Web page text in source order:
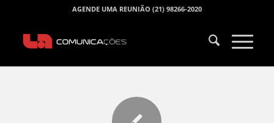
AGENDE UMA REUNIÃO (21) 98266-2020